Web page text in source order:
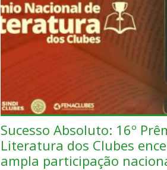
Sucesso Absoluto: 16º
Literatura dos Clubes
ampla participação